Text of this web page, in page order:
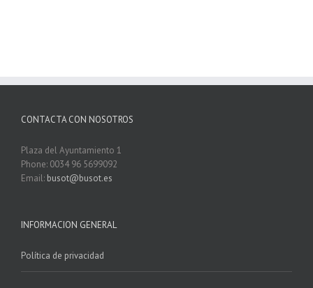
CONTACTA CON NOSOTROS
Plaza del Ayuntamiento 1
Phone: 0034 96 5699092
Email: busot@busot.es
INFORMACION GENERAL
Política de privacidad